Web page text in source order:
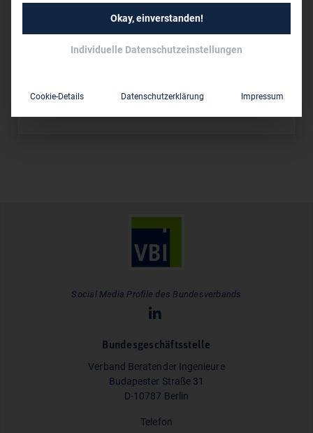
D-40599 Düsseldorf
0211 999 58 260
Social Media Profile des Bundesverbands
Bundesgeschäftsstelle
Verband Beratender Ingenieure
Budapester Straße 31
D-10787 Berlin
Telefon
Okay, einverstanden!
Individuelle Datenschutzeinstellungen
Cookie-Details Datenschutzerklärung Impressum